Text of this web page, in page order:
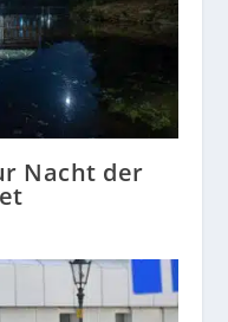
Nacht der